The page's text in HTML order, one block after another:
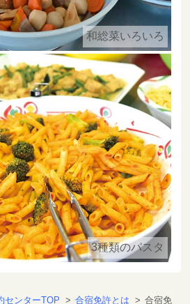
和総菜いろいろ
3種類のパスタ
センターTOP > 合宿免許とは > 合宿免